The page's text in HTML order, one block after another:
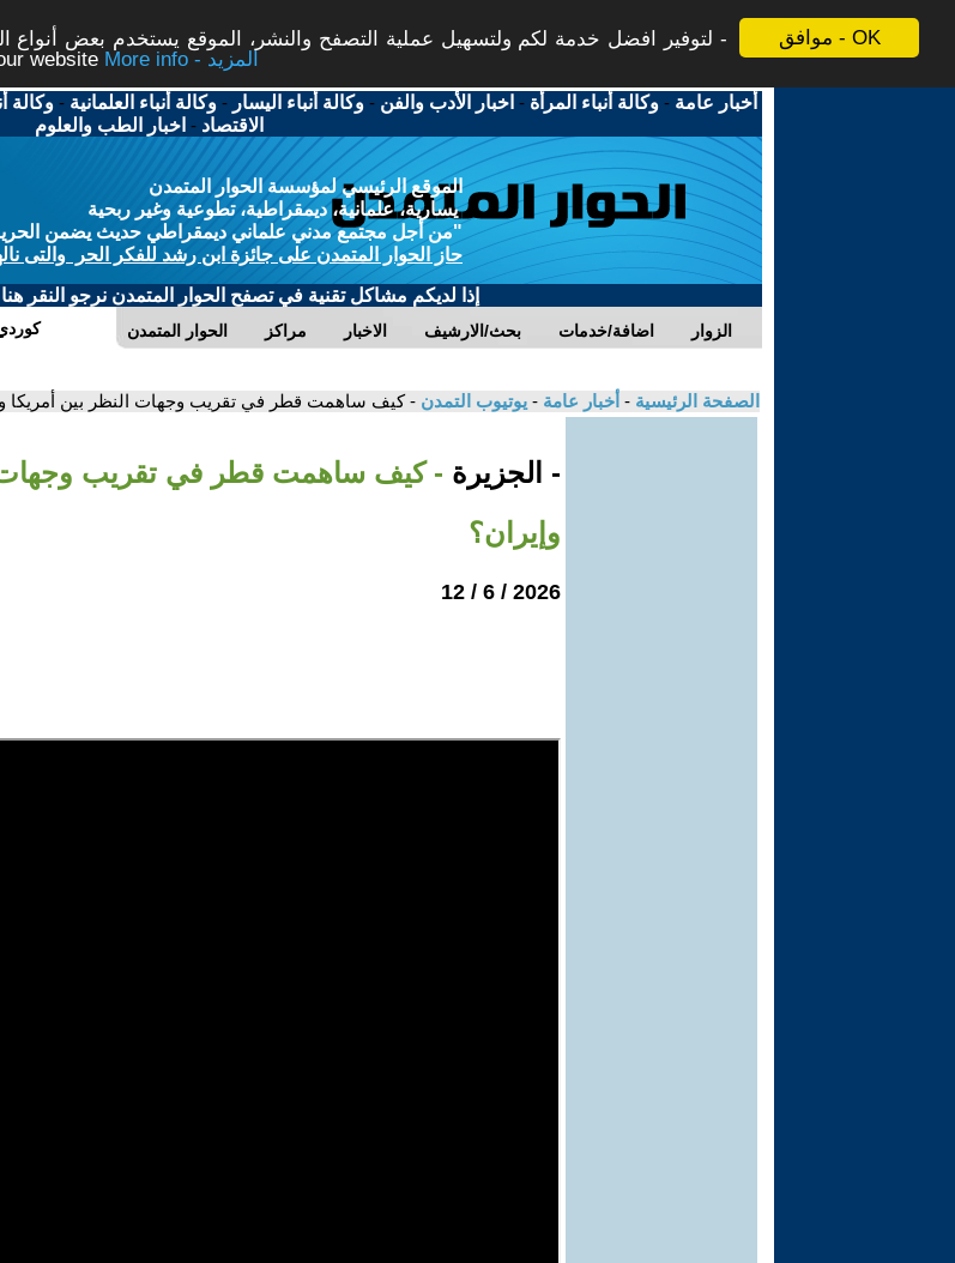
موافق - OK
لتوفير افضل خدمة لكم ولتسهيل عملية التصفح والنشر، الموقع يستخدم بعض أنواع
website
More info - المزيد
أخبار عامة -وكالة أنباء المرأة - اخبار الأدب والفن -وكالة أنباء اليسار -وكالة أنباء العلمانية -وكالة
الاقتصاد - اخبار الطب والعلوم
الموقع الرئيسي لمؤسسة الحوار المتمدن
يسارية، علمانية، ديمقراطية، تطوعية وغير ربحية
"من أجل مجتمع مدني علماني ديمقراطي حديث يضمن الحرية
حاز الحوار المتمدن على جائزة ابن رشد للفكر الحر والتى
إذا لديكم مشاكل تقنية في تصفح الحوار المتمدن نرجو النقر
الحوار المتمدن مراكز الاخبار بحث/الارشيف اضافة/خدمات الزوار
الصفحة الرئيسية - أخبار عامة - يوتيوب التمدن - كيف ساهمت قطر في تقريب وجهات النظر بين أمريكا
- الجزيرة - كيف ساهمت قطر في تقريب وجهات
وإيران؟
2026 / 6 / 12